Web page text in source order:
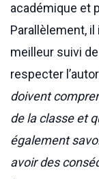
académique et
Parallèlement,
meilleur suivi
respecter
doivent
de la classe et
également
avoir des